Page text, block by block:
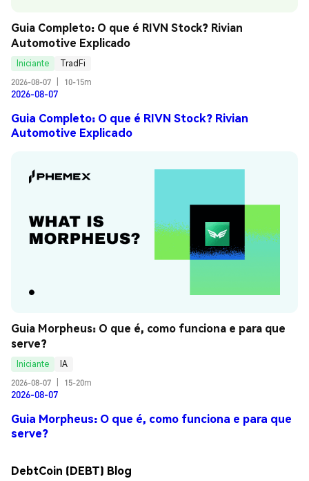
Guia Completo: O que é RIVN Stock? Rivian
Automotive Explicado
Iniciante
TradFi
2026-08-07
10-15m
2026-08-07
Guia Completo: O que é RIVN Stock? Rivian
Automotive Explicado
Guia Morpheus: O que é, como funciona e para que
serve?
Iniciante
IA
2026-08-07
15-20m
2026-08-07
Guia Morpheus: O que é, como funciona e para que
serve?
DebtCoin (DEBT) Blog